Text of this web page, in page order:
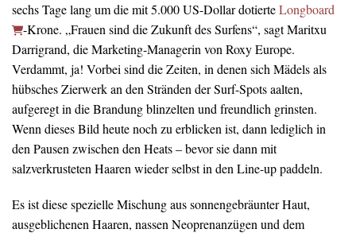
sechs Tage lang um die mit 5.000 US-Dollar dotierteLongboard
-Krone. „Frauen sind die Zukunft des Surfens“, sagt Maritxu
Darrigrand, die Marketing-Managerin von Roxy Europe.
Verdammt, ja! Vorbei sind die Zeiten, in denen sich Mädels als
hübsches Zierwerk an den Stränden der Surf-Spots aalten,
aufgeregt in die Brandung blinzelten und freundlich grinsten.
Wenn dieses Bild heute noch zu erblicken ist, dann lediglich in
den Pausen zwischen den Heats – bevor sie dann mit
salzverkrusteten Haaren wieder selbst in den Line-up paddeln.
Es ist diese spezielle Mischung aus sonnengebräunter Haut,
ausgeblichenen Haaren, nassen Neoprenanzügen und dem